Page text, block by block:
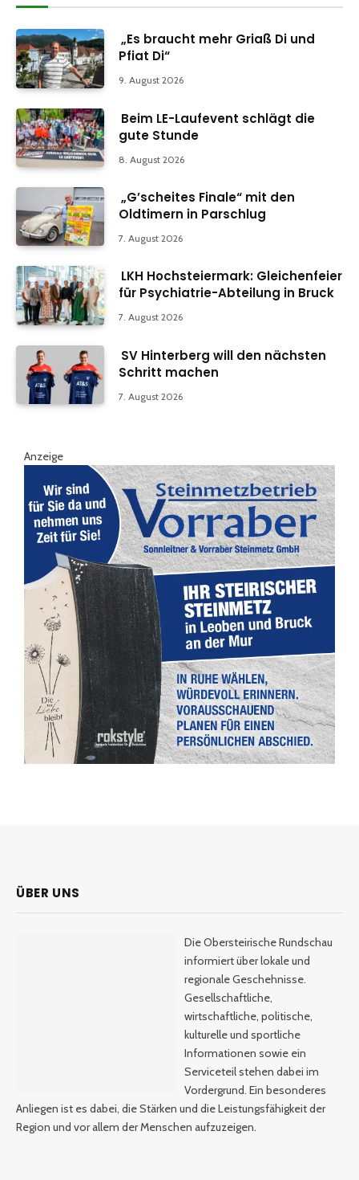
„Es braucht mehr Griaß Di und
Pfiat Di“
9. August 2026
Beim LE-Laufevent schlägt die
gute Stunde
8. August 2026
„G’scheites Finale“ mit den
Oldtimern in Parschlug
7. August 2026
LKH Hochsteiermark: Gleichenfeier
für Psychiatrie-Abteilung in Bruck
7. August 2026
SV Hinterberg will den nächsten
Schritt machen
7. August 2026
Anzeige
ÜBER UNS
Die Obersteirische Rundschau
informiert über lokale und
regionale Geschehnisse.
Gesellschaftliche,
wirtschaftliche, politische,
kulturelle und sportliche
Informationen sowie ein
Serviceteil stehen dabei im
Vordergrund. Ein besonderes
Anliegen ist es dabei, die Stärken und die Leistungsfähigkeit der
Region und vor allem der Menschen aufzuzeigen.